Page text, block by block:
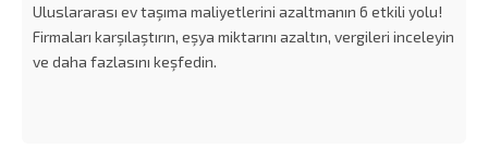
Uluslararası ev taşıma maliyetlerini azaltmanın 6 etkili yolu!
Firmaları karşılaştırın, eşya miktarını azaltın, vergileri inceleyin
ve daha fazlasını keşfedin.